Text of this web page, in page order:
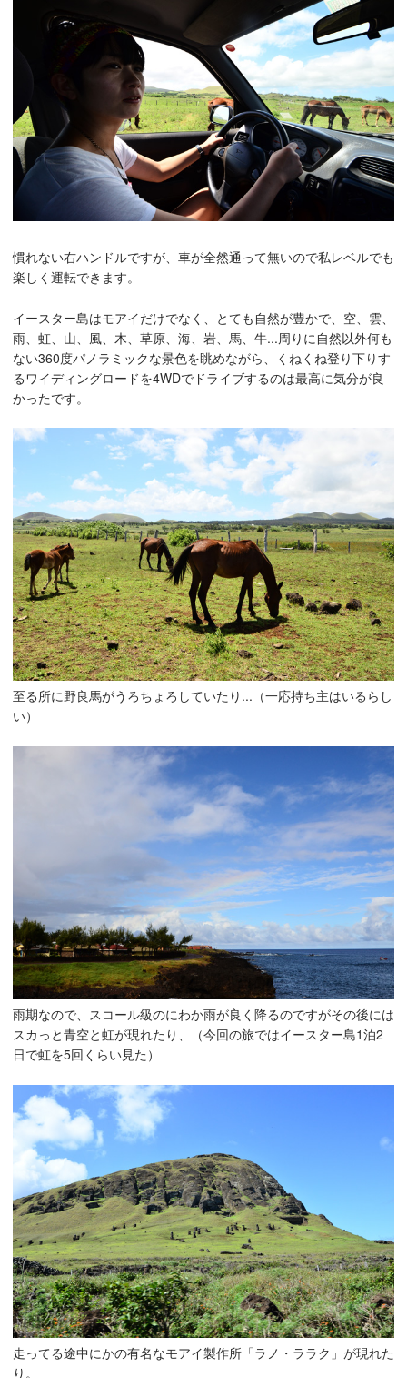
慣れない右ハンドルですが、車が全然通って無いので私レベルでも
楽しく運転できます。
イースター島はモアイだけでなく、とても自然が豊かで、空、雲、
雨、虹、山、風、木、草原、海、岩、馬、牛...周りに自然以外何も
ない360度パノラミックな景色を眺めながら、くねくね登り下りす
るワイディングロードを4WDでドライブするのは最高に気分が良
かったです。
至る所に野良馬がうろちょろしていたり...（一応持ち主はいるらし
い）
雨期なので、スコール級のにわか雨が良く降るのですがその後には
スカっと青空と虹が現れたり、（今回の旅ではイースター島1泊2
日で虹を5回くらい見た）
走ってる途中にかの有名なモアイ製作所「ラノ・ララク」が現れた
り。